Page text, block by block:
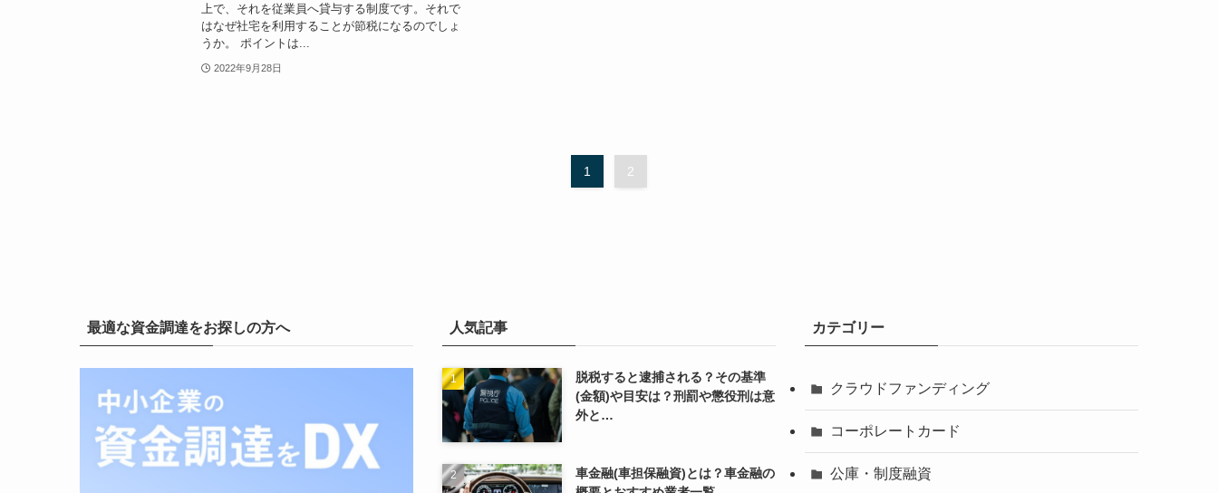
上で、それを従業員へ貸与する制度です。それで
はなぜ社宅を利用することが節税になるのでしょ
うか。 ポイントは...
2022年9月28日
1 2
最適な資金調達をお探しの方へ 人気記事
脱税すると逮捕される？その基準
(金額)や目安は？刑罰や懲役刑は意
外と…
車金融(車担保融資)とは？車金融の
カテゴリー
クラウドファンディング
コーポレートカード
公庫・制度融資